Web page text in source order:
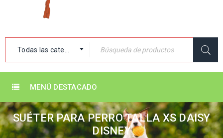
Todas las categorías
MENÚ DESTACADO
SUÉTER PARA PERRO TALLA XS DAISY
DISNEY